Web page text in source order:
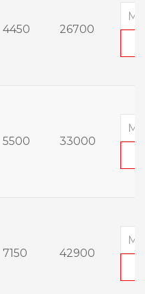
4450 26700
5500 33000
7150 42900